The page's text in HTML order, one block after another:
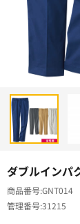
ダブルインパ
商品番号GNT014
管理番号31215